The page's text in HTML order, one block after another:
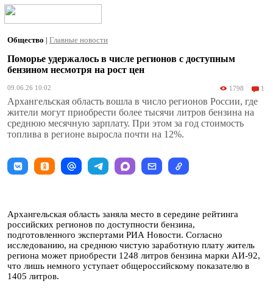
Общество | Главные новости
Поморье удержалось в числе регионов с доступным
бензином несмотря на рост цен
09.06.26 10:02 1798 1
Архангельская область вошла в число регионов России, где
жители могут приобрести более тысячи литров бензина на
среднюю месячную зарплату. При этом за год стоимость
топлива в регионе выросла почти на 12%.
Архангельская область заняла место в середине рейтинга
российских регионов по доступности бензина,
подготовленного экспертами РИА Новости. Согласно
исследованию, на среднюю чистую заработную плату житель
региона может приобрести 1248 литров бензина марки АИ-92,
что лишь немного уступает общероссийскому показателю в
1405 литров.